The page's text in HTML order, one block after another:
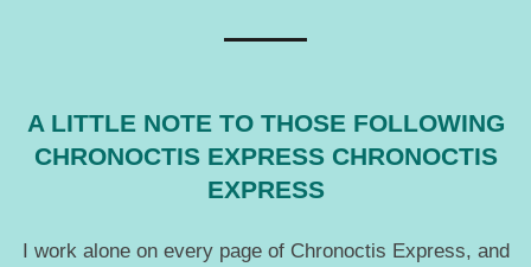
A LITTLE NOTE TO THOSE FOLLOWING
CHRONOCTIS EXPRESS CHRONOCTIS
EXPRESS
I work alone on every page of Chronoctis Express, and